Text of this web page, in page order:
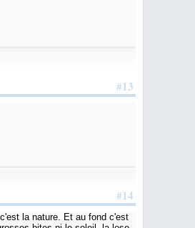
#13
#14
la nature. Et au fond c'est